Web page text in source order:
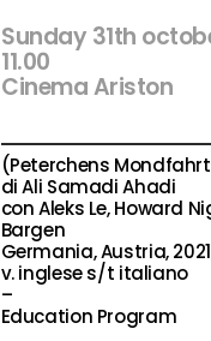
Sunday 31th
11.00
Cinema Ariston
(Peterchens
di Ali Samadi Ahadi
con Aleks Le, Howard
Bargen
Germania, Austria,
v. inglese s/t italiano
–
Education Program